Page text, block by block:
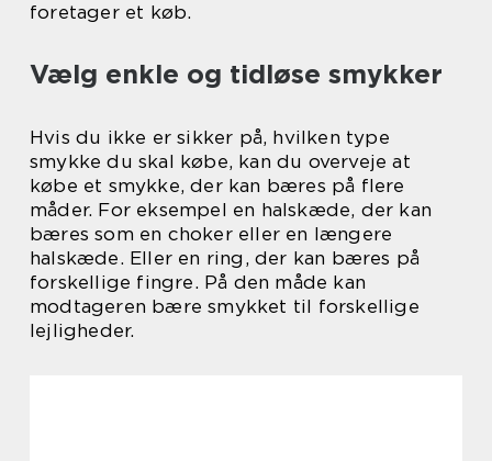
foretager et køb.
Vælg enkle og tidløse smykker
Hvis du ikke er sikker på, hvilken type
smykke du skal købe, kan du overveje at
købe et smykke, der kan bæres på flere
måder. For eksempel en halskæde, der kan
bæres som en choker eller en længere
halskæde. Eller en ring, der kan bæres på
forskellige fingre. På den måde kan
modtageren bære smykket til forskellige
lejligheder.